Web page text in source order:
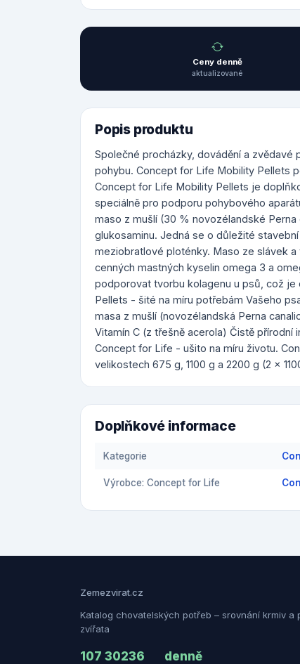
Ceny denně
aktualizované
Popis produktu
Společné procházky, dovádění a
pohybu. Concept for Life Mobility Pellets
Concept for Life Mobility Pellets je
speciálně pro podporu pohybového
maso z mušlí (30 % novozélandské
glukosaminu. Jedná se o důležité
meziobratlové ploténky. Maso ze slávek
cenných mastných kyselin omega 3 a
podporovat tvorbu kolagenu u psů, což
Pellets - šité na míru potřebám Vašeho
masa z mušlí (novozélandská Perna
Vitamín C (z třešně acerola) Čistě
Concept for Life - ušito na míru životu.
velikostech 675 g, 1100 g a 2200 g (2 x
Doplňkové informace
Kategorie
Výrobce: Concept for Life
Zemezvirat.cz
Katalog chovatelských potřeb – srovnání krmiv a
zvířata
107 30236 denně